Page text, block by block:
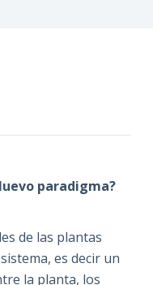
paradigma?
de las plantas
es decir un
la planta, los